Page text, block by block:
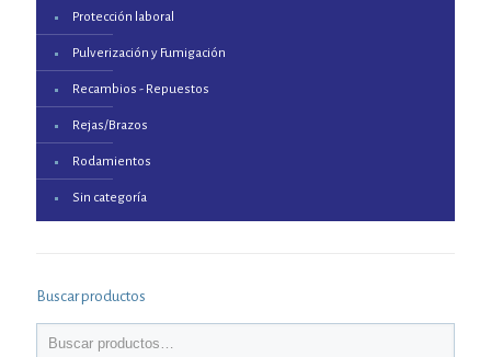
Protección laboral
Pulverización y Fumigación
Recambios - Repuestos
Rejas/Brazos
Rodamientos
Sin categoría
Buscar productos